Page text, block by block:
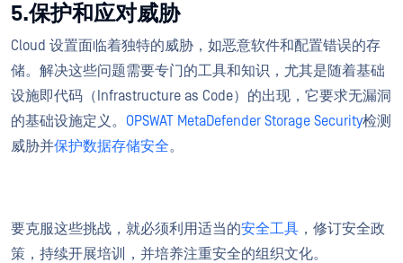
5.保护和应对威胁
Cloud 设置面临着独特的威胁，如恶意软件和配置错误的存
储。解决这些问题需要专门的工具和知识，尤其是随着基础
设施即代码（Infrastructure as Code）的出现，它要求无漏洞
的基础设施定义。 OPSWAT MetaDefender Storage Security检测
威胁并保护数据存储安全。
要克服这些挑战，就必须利用适当的安全工具 ，修订安全政
策，持续开展培训，并培养注重安全的组织文化。